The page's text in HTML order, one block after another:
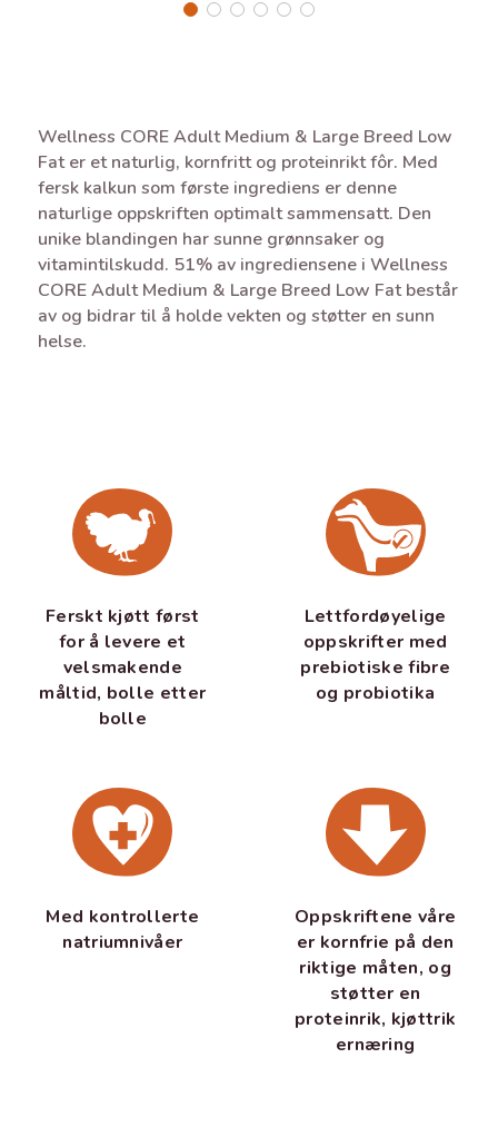
Wellness CORE Adult Medium & Large Breed Low
Fat er et naturlig, kornfritt og proteinrikt fôr. Med
fersk kalkun som første ingrediens er denne
naturlige oppskriften optimalt sammensatt. Den
unike blandingen har sunne grønnsaker og
vitamintilskudd. 51% av ingrediensene i Wellness
CORE Adult Medium & Large Breed Low Fat består
av og bidrar til å holde vekten og støtter en sunn
helse.
Ferskt kjøtt først
for å levere et
velsmakende
måltid, bolle etter
bolle
Lettfordøyelige
oppskrifter med
prebiotiske fibre
og probiotika
Med kontrollerte
natriumnivåer
Oppskriftene våre
er kornfrie på den
riktige måten, og
støtter en
proteinrik, kjøttrik
ernæring